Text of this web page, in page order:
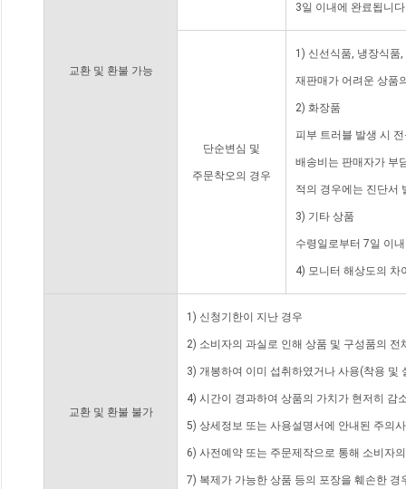
교환 및 환불 가능
3일 이내에 완료됩니
단순변심 및
주문착오의 경우
1) 신선식품, 냉장식품
재판매가 어려운 상품
2) 화장품
피부 트러블 발생 시
배송비는 판매자가 부
적의 경우에는 진단서
3) 기타 상품
수령일로부터 7일 이
4) 모니터 해상도의 차
교환 및 환불 불가
1) 신청기한이 지난 경우
2) 소비자의 과실로 인해 상품 및 구성품의
3) 개봉하여 이미 섭취하였거나 사용(착용 및
4) 시간이 경과하여 상품의 가치가 현저히 감
5) 상세정보 또는 사용설명서에 안내된 주의
6) 사전예약 또는 주문제작으로 통해 소비자
7) 복제가 가능한 상품 등의 포장을 훼손한 경